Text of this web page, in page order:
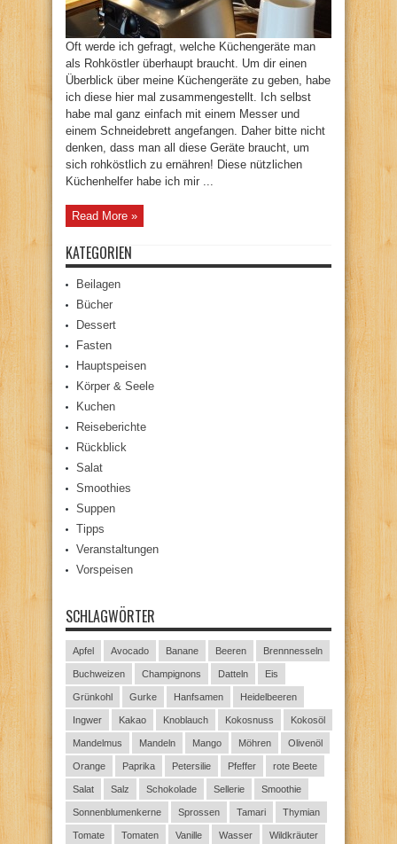
Oft werde ich gefragt, welche Küchengeräte man
als Rohköstler überhaupt braucht. Um dir einen
Überblick über meine Küchengeräte zu geben, habe
ich diese hier mal zusammengestellt. Ich selbst
habe mal ganz einfach mit einem Messer und
einem Schneidebrett angefangen. Daher bitte nicht
denken, dass man all diese Geräte braucht, um
sich rohköstlich zu ernähren! Diese nützlichen
Küchenhelfer habe ich mir ...
Read More »
KATEGORIEN
Beilagen
Bücher
Dessert
Fasten
Hauptspeisen
Körper & Seele
Kuchen
Reiseberichte
Rückblick
Salat
Smoothies
Suppen
Tipps
Veranstaltungen
Vorspeisen
SCHLAGWÖRTER
Apfel Avocado Banane Beeren Brennnesseln
Buchweizen Champignons Datteln Eis
Grünkohl Gurke Hanfsamen Heidelbeeren
Ingwer Kakao Knoblauch Kokosnuss Kokosöl
Mandelmus Mandeln Mango Möhren Olivenöl
Orange Paprika Petersilie Pfeffer rote Beete
Salat Salz Schokolade Sellerie Smoothie
Sonnenblumenkerne Sprossen Tamari Thymian
Tomate Tomaten Vanille Wasser Wildkräuter